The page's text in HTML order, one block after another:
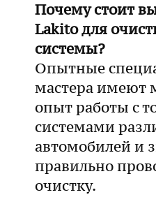
Почему стоит
Lakito для
системы?
Опытные
мастера имеют
опыт работы с
системами
автомобилей и
правильно
очистку.